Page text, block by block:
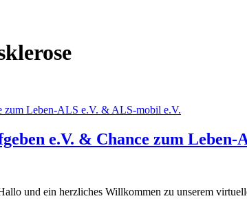
e.V. & Chance zum Leben-
und ein herzliches Willkommen zu unserem